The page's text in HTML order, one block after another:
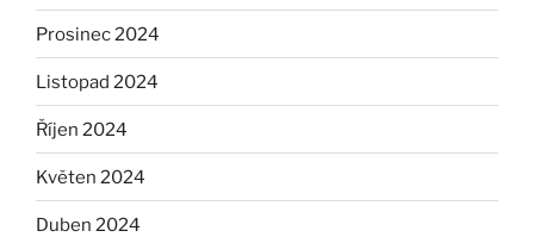
Prosinec 2024
Listopad 2024
Říjen 2024
Květen 2024
Duben 2024